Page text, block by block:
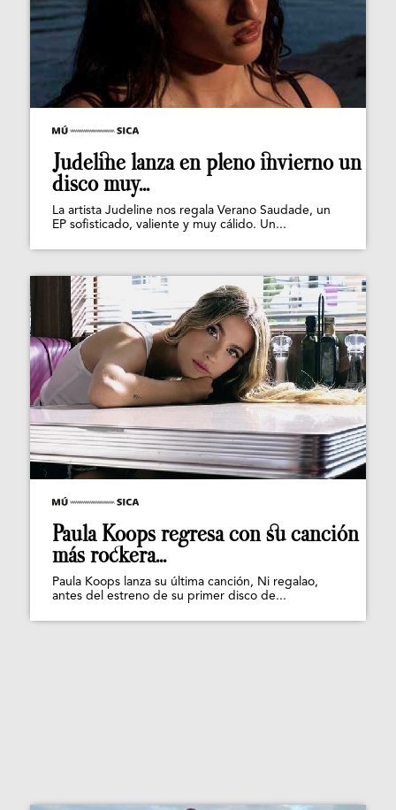
Judeline lanza en pleno invierno un
disco muy...
La artista Judeline nos regala Verano Saudade, un
EP sofisticado, valiente y muy cálido. Un...
Paula Koops regresa con su canción
más rockera...
Paula Koops lanza su última canción, Ni regalao,
antes del estreno de su primer disco de...